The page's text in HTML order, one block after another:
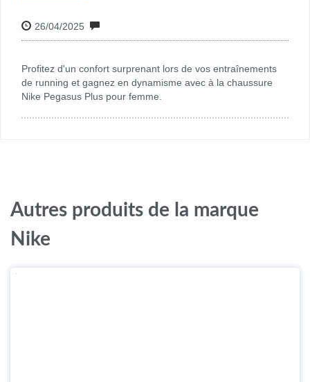
26/04/2025
Profitez d'un confort surprenant lors de vos entraînements
de running et gagnez en dynamisme avec à la chaussure
Nike Pegasus Plus pour femme.
Autres produits de la marque
Nike